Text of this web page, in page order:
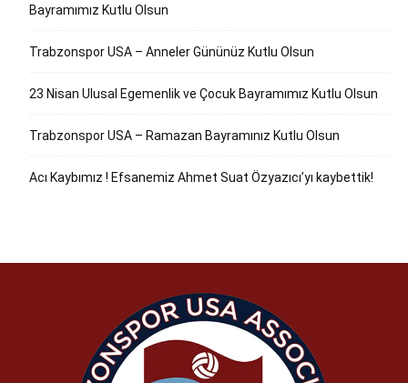
Bayramımız Kutlu Olsun
Trabzonspor USA – Anneler Gününüz Kutlu Olsun
23 Nisan Ulusal Egemenlik ve Çocuk Bayramımız Kutlu Olsun
Trabzonspor USA – Ramazan Bayramınız Kutlu Olsun
Acı Kaybımız ! Efsanemiz Ahmet Suat Özyazıcı’yı kaybettik!